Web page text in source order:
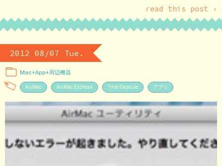
read this post ›
2012 08/07 Tue.
Mac+App+周辺機器
AirMac AirMac Express Time Capsule アプリ